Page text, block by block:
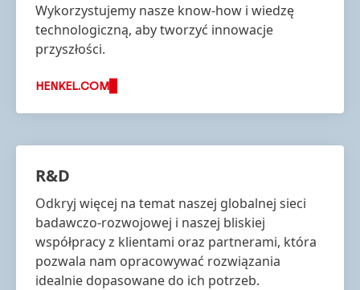
Wykorzystujemy nasze know-how i wiedzę
technologiczną, aby tworzyć innowacje
przyszłości.
HENKEL.COM
R&D
Odkryj więcej na temat naszej globalnej sieci
badawczo-rozwojowej i naszej bliskiej
współpracy z klientami oraz partnerami, która
pozwala nam opracowywać rozwiązania
idealnie dopasowane do ich potrzeb.